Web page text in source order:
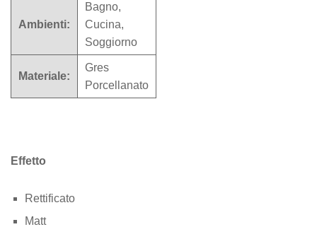
Ambienti:
Bagno,
Cucina,
Soggiorno
Materiale:
Gres
Porcellanato
Effetto
Rettificato
Matt